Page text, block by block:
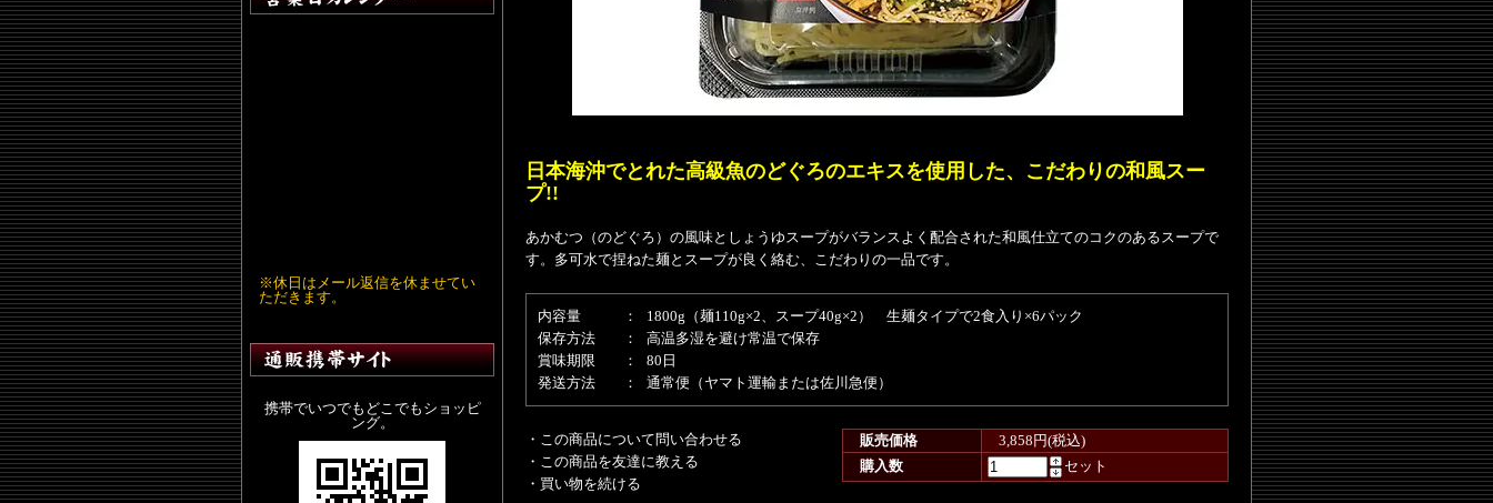
※休日はメール返信を休ませてい
ただきます。
携帯でいつでもどこでもショッピ
ング。
日本海沖でとれた高級魚のどぐろのエキスを使用した、こだわりの和風スー
プ!!
あかむつ（のどぐろ）の風味としょうゆスープがバランスよく配合された和風仕立てのコクのあるスープで
す。多可水で捏ねた麺とスープが良く絡む、こだわりの一品です。
内容量 ：
1800g（麺110g×2、スープ40g×2） 生麺タイプで2食入り×6パック
保存方法
：
高温多湿を避け常温で保存
賞味期限
：
80日
発送方法
： 通常便（ヤマト運輸または佐川急便）
・この商品について問い合わせる
・この商品を友達に教える
・買い物を続ける
販売価格
3,858円(税込)
購入数
セット